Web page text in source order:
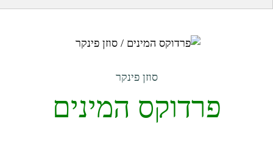
סוזן פינקר
פרדוקס המינים